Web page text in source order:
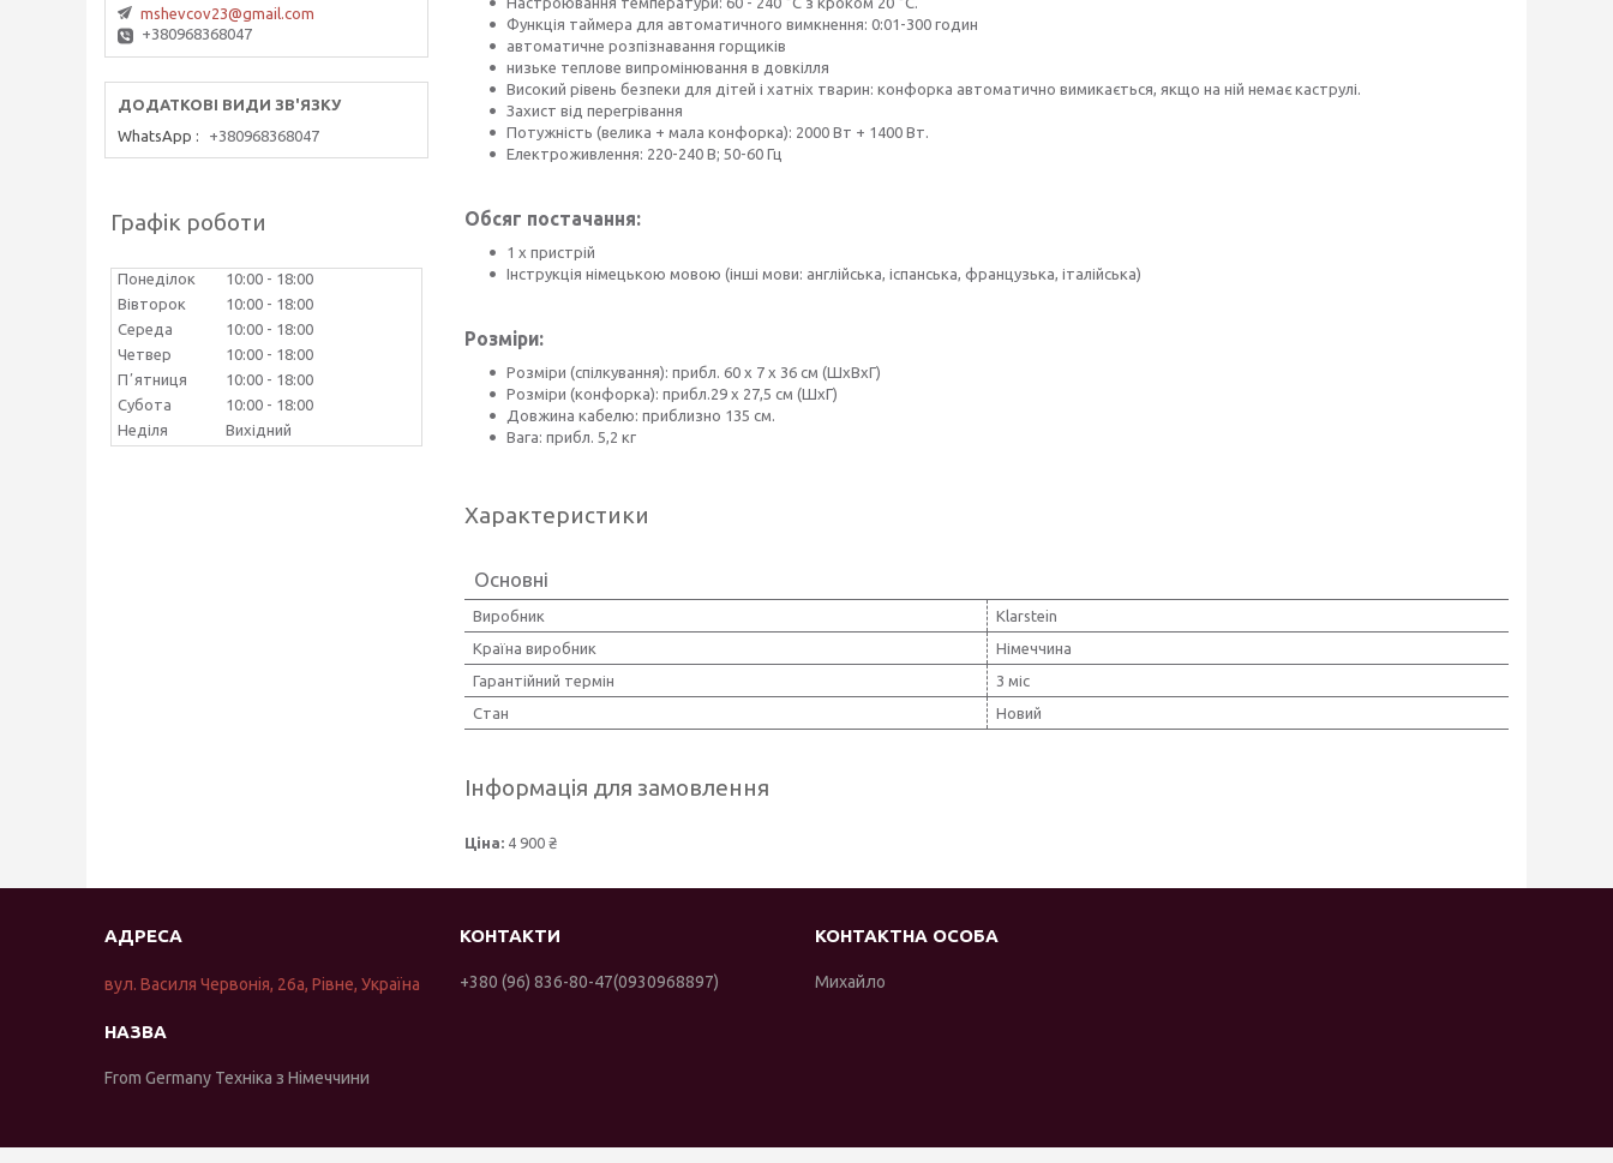
Функція таймера для автоматичного вимкнення: 0:01-300 годин
автоматичне розпізнавання горщиків
низьке теплове випромінювання в довкілля
Високий рівень безпеки для дітей і хатніх тварин: конфорка автоматично вимикається, якщо на ній немає каструлі.
Захист від перегрівання
Потужність (велика + мала конфорка): 2000 Вт + 1400 Вт.
Електроживлення: 220-240 В; 50-60 Гц
Обсяг постачання:
1 х пристрій
Інструкція німецькою мовою (інші мови: англійська, іспанська, французька, італійська)
Розміри:
Розміри (спілкування): прибл. 60 x 7 x 36 см (ШxВxГ)
Розміри (конфорка): прибл.29 x 27,5 см (ШxГ)
Довжина кабелю: приблизно 135 см.
Вага: прибл. 5,2 кг
Характеристики
Основні
Виробник
Klarstein
Країна виробник
Німеччина
Гарантійний термін
3 міс
Стан
Новий
Інформація для замовлення
Ціна: 4 900 ₴
mshevcov23@gmail.com
+380968368047
WhatsApp +380968368047
Графік роботи
Понеділок 10:00
18:00
Вівторок
10:00
18:00
Середа
10:00
18:00
Четвер
10:00
18:00
Пʼятниця
10:00
18:00
Субота
10:00
18:00
Неділя
Вихідний
вул. Василя Червонія, 26а, Рівне, Україна
From Germany Техніка з Німеччини
+380 (96) 836-80-47 0930968897 Михайло